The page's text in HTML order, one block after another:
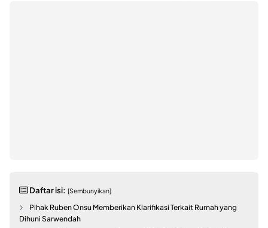
Daftar isi: [Sembunyikan]
Pihak Ruben Onsu Memberikan Klarifikasi Terkait Rumah yang
Dihuni Sarwendah